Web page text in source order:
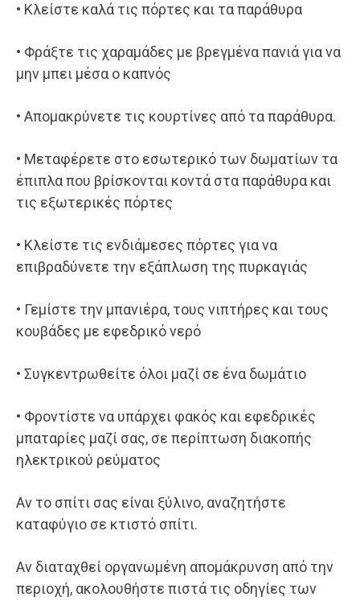
• Κλείστε καλά τις πόρτες και τα παράθυρα
• Φράξτε τις χαραμάδες με βρεγμένα πανιά για να
μην μπει μέσα ο καπνός
• Απομακρύνετε τις κουρτίνες από τα παράθυρα.
• Μεταφέρετε στο εσωτερικό των δωματίων τα
έπιπλα που βρίσκονται κοντά στα παράθυρα και
τις εξωτερικές πόρτες
• Κλείστε τις ενδιάμεσες πόρτες για να
επιβραδύνετε την εξάπλωση της πυρκαγιάς
• Γεμίστε την μπανιέρα, τους νιπτήρες και τους
κουβάδες με εφεδρικό νερό
• Συγκεντρωθείτε όλοι μαζί σε ένα δωμάτιο
• Φροντίστε να υπάρχει φακός και εφεδρικές
μπαταρίες μαζί σας, σε περίπτωση διακοπής
ηλεκτρικού ρεύματος
Αν το σπίτι σας είναι ξύλινο, αναζητήστε
καταφύγιο σε κτιστό σπίτι.
Αν διαταχθεί οργανωμένη απομάκρυνση από την
περιοχή, ακολουθήστε πιστά τις οδηγίες των